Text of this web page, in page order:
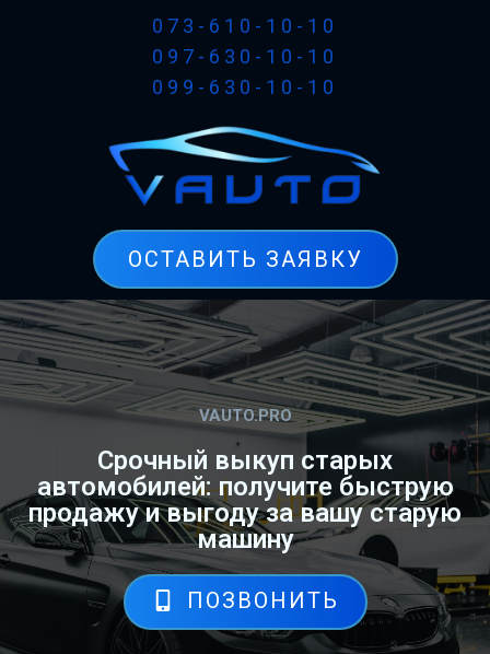
073-610-10-10
097-630-10-10
099-630-10-10
ОСТАВИТЬ ЗАЯВКУ
VAUTO.PRO
Срочный выкуп старых
автомобилей: получите быструю
продажу и выгоду за вашу старую
машину
ПОЗВОНИТЬ